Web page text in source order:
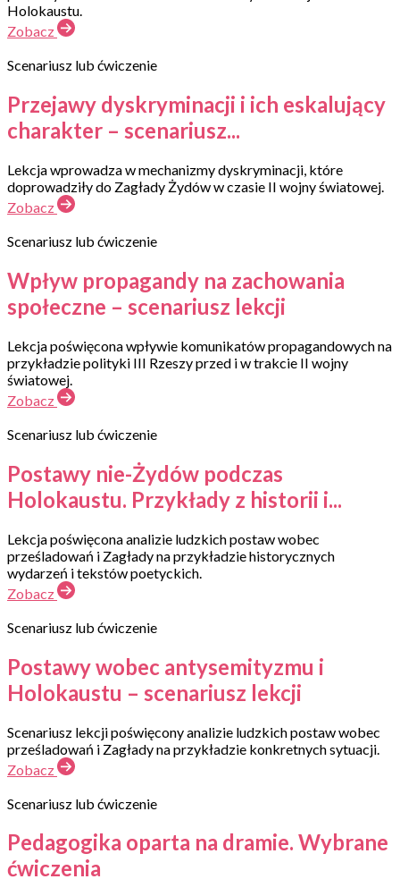
Holokaustu.
Zobacz
Scenariusz lub ćwiczenie
Przejawy dyskryminacji i ich eskalujący
charakter – scenariusz...
Lekcja wprowadza w mechanizmy dyskryminacji, które
doprowadziły do Zagłady Żydów w czasie II wojny światowej.
Zobacz
Scenariusz lub ćwiczenie
Wpływ propagandy na zachowania
społeczne – scenariusz lekcji
Lekcja poświęcona wpływie komunikatów propagandowych na
przykładzie polityki III Rzeszy przed i w trakcie II wojny
światowej.
Zobacz
Scenariusz lub ćwiczenie
Postawy nie-Żydów podczas
Holokaustu. Przykłady z historii i...
Lekcja poświęcona analizie ludzkich postaw wobec
prześladowań i Zagłady na przykładzie historycznych
wydarzeń i tekstów poetyckich.
Zobacz
Scenariusz lub ćwiczenie
Postawy wobec antysemityzmu i
Holokaustu – scenariusz lekcji
Scenariusz lekcji poświęcony analizie ludzkich postaw wobec
prześladowań i Zagłady na przykładzie konkretnych sytuacji.
Zobacz
Scenariusz lub ćwiczenie
Pedagogika oparta na dramie. Wybrane
ćwiczenia